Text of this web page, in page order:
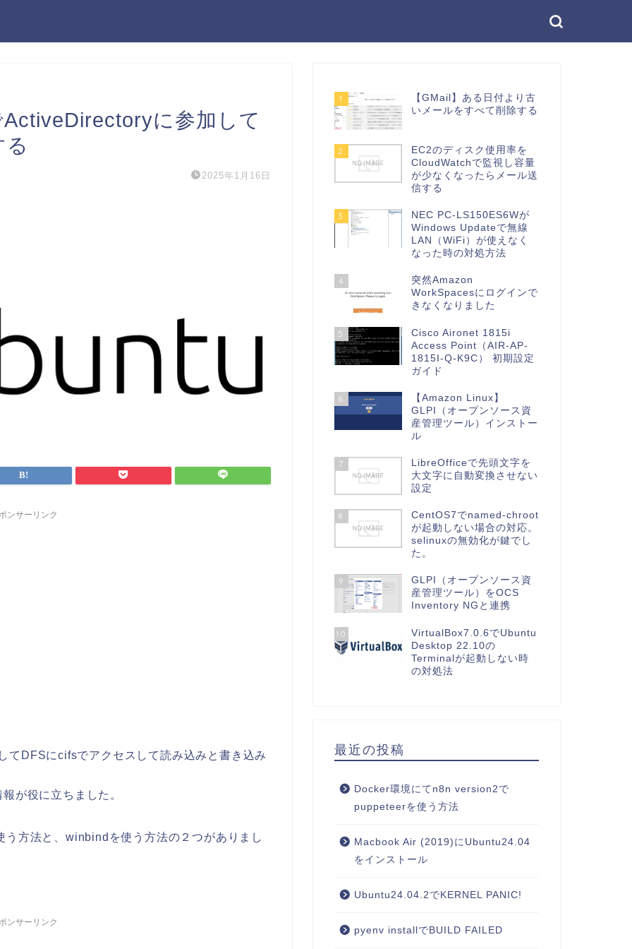
に参加して
2025年1月16日
ンサーリンク
DFSにcifsでアクセスして読み込みと書き込み
が役に立ちました。
方法と、winbindを使う方法の２つがありまし
ンサーリンク
1
【GMail】ある日付より古
いメールをすべて削除する
2
EC2のディスク使用率を
CloudWatchで監視し容量
が少なくなったらメール送
信する
3
NEC PC-LS150ES6Wが
Windows Updateで無線
LAN（WiFi）が使えなく
なった時の対処方法
4
突然Amazon
WorkSpacesにログインで
きなくなりました
5
Cisco Aironet 1815i
Access Point（AIR-AP-
1815I-Q-K9C） 初期設定
ガイド
6
【Amazon Linux】
GLPI（オープンソース資
産管理ツール）インストー
ル
7
LibreOfficeで先頭文字を
大文字に自動変換させない
設定
8
CentOS7でnamed-chroot
が起動しない場合の対応。
selinuxの無効化が鍵でし
た。
9
GLPI（オープンソース資
産管理ツール）をOCS
Inventory NGと連携
10
VirtualBox7.0.6でUbuntu
Desktop 22.10の
Terminalが起動しない時
の対処法
最近の投稿
Docker環境にてn8n version2で
puppeteerを使う方法
Macbook Air (2019)にUbuntu24.04
をインストール
Ubuntu24.04.2でKERNEL PANIC!
pyenv installでBUILD FAILED